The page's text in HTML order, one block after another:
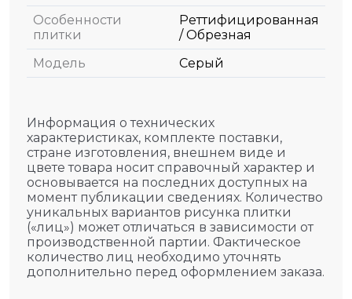
Особенности
плитки
Реттифицированная
/ Обрезная
Модель
Серый
Информация о технических
характеристиках, комплекте поставки,
стране изготовления, внешнем виде и
цвете товара носит справочный характер и
основывается на последних доступных на
момент публикации сведениях. Количество
уникальных вариантов рисунка плитки
(«лиц») может отличаться в зависимости от
производственной партии. Фактическое
количество лиц необходимо уточнять
дополнительно перед оформлением заказа.